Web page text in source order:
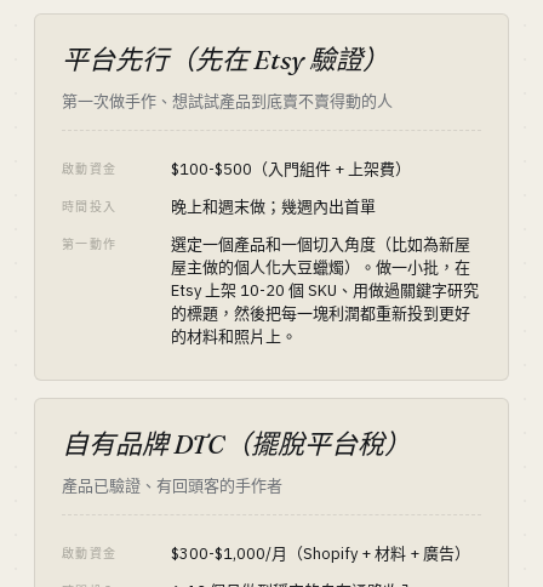
平台先行（先在 Etsy 驗證）
第一次做手作、想試試產品到底賣不賣得動的人
啟動資金 $100-$500（入門組件 + 上架費）
時間投入 晚上和週末做；幾週內出首單
第一動作
選定一個產品和一個切入角度（比如為新屋
屋主做的個人化大豆蠟燭）。做一小批，在
Etsy 上架 10-20 個 SKU、用做過關鍵字研究
的標題，然後把每一塊利潤都重新投到更好
的材料和照片上。
自有品牌 DTC（擺脫平台稅）
產品已驗證、有回頭客的手作者
啟動資金 $300-$1,000/月（Shopify + 材料 + 廣告）